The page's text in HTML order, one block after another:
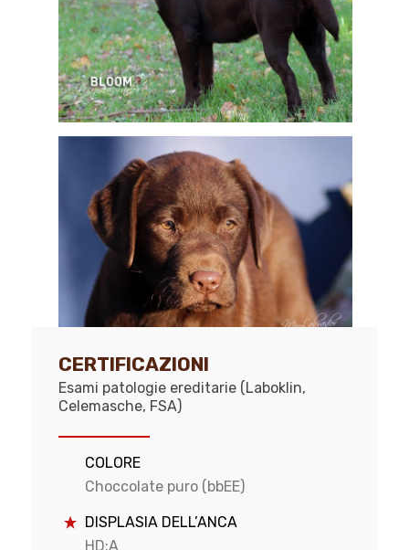
CERTIFICAZIONI
Esami patologie ereditarie (Laboklin,
Celemasche, FSA)
COLORE
Choccolate puro (bbEE)
DISPLASIA DELL’ANCA
HD:A